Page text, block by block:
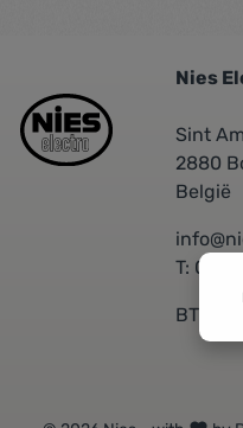
Nies
Sint
2880
België
T: 03/
BTW: